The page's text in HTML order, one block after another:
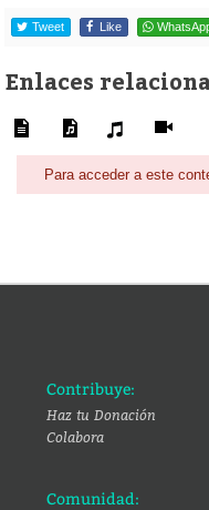
Tweet Like
Enlaces
Para acceder a este
Contribuye:
Haz tu Donación
Colabora
Comunidad: